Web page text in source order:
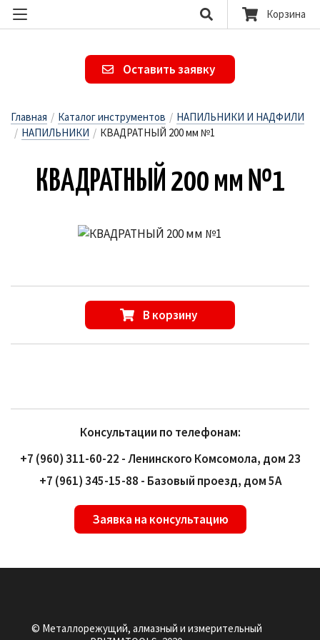
Корзина
Оставить заявку
Главная / Каталог инструментов / НАПИЛЬНИКИ И НАДФИЛИ
/ НАПИЛЬНИКИ / КВАДРАТНЫЙ 200 мм №1
КВАД­РАТНЫЙ 200 мм №1
В корзину
Консультации по телефонам:
+7 (960) 311-60-22 - Ленинского Комсомола, дом 23
+7 (961) 345-15-88 - Базовый проезд, дом 5А
Заявка на консультацию
© Металлорежущий, алмазный и измерительный